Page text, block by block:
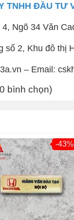
TNHH ĐẦU TƯ
4, Ngõ 34 Văn
số 2, Khu đô thị
– Email:
bình chọn)
-43%